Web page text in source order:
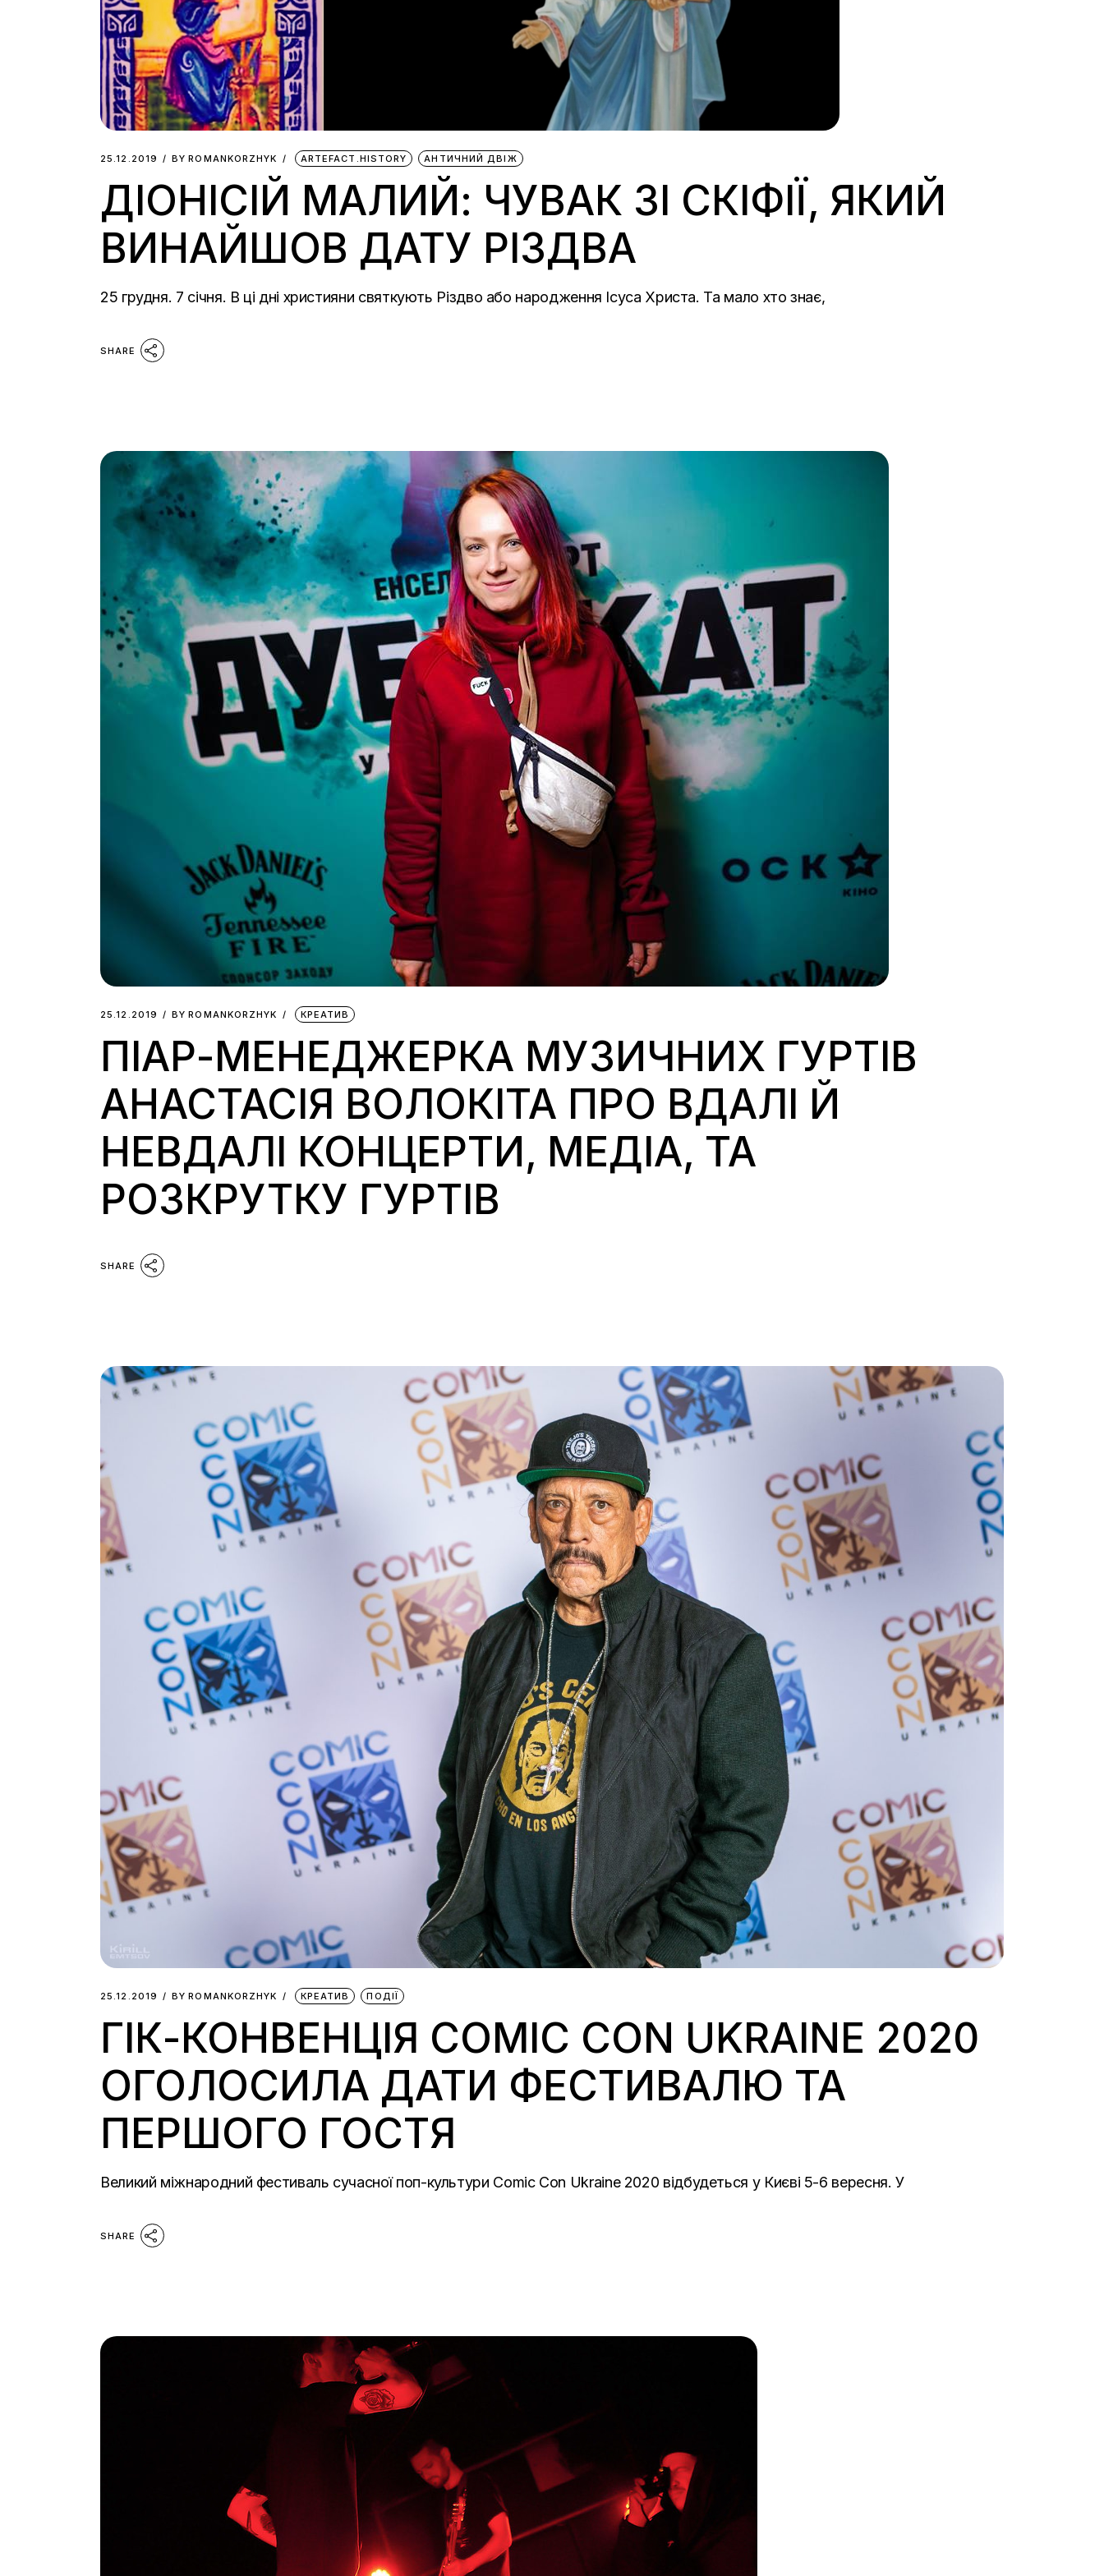
25.12.2019 BY ROMANKORZHYK ARTEFACT.HISTORY АНТИЧНИЙ ДВІЖ
ДІОНІСІЙ МАЛИЙ: ЧУВАК ЗІ СКІФІЇ, ЯКИЙ
ВИНАЙШОВ ДАТУ РІЗДВА
25 грудня. 7 січня. В ці дні християни святкують Різдво або народження Ісуса Христа. Та мало хто знає,
SHARE
25.12.2019 BY ROMANKORZHYK КРЕАТИВ
ПІАР-МЕНЕДЖЕРКА МУЗИЧНИХ ГУРТІВ
АНАСТАСІЯ ВОЛОКІТА ПРО ВДАЛІ Й
НЕВДАЛІ КОНЦЕРТИ, МЕДІА, ТА
РОЗКРУТКУ ГУРТІВ
SHARE
25.12.2019 BY ROMANKORZHYK КРЕАТИВ ПОДІЇ
ГІК-КОНВЕНЦІЯ COMIC CON UKRAINE 2020
ОГОЛОСИЛА ДАТИ ФЕСТИВАЛЮ ТА
ПЕРШОГО ГОСТЯ
Великий міжнародний фестиваль сучасної поп-культури Comic Con Ukraine 2020 відбудеться у Києві 5-6 вересня. У
SHARE